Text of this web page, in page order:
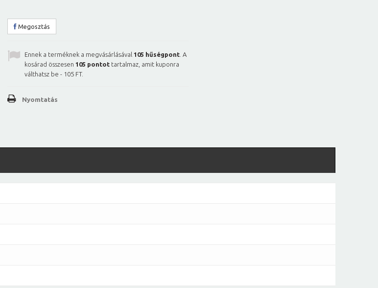
Megosztás
Ennek a terméknek a megvásárlásával 105 hűségpont . A
kosárad összesen 105 pontot tartalmaz, amit kuponra
válthatsz be - 105 FT.
Nyomtatás